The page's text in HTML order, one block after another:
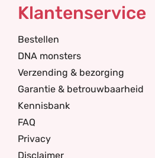
Klantenservice
Bestellen
DNA monsters
Verzending & bezorging
Garantie & betrouwbaarheid
Kennisbank
FAQ
Privacy
Disclaimer